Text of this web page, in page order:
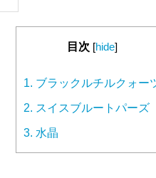
目次 [hide]
1. ブラックルチルクォー
2. スイスブルートパーズ
3. 水晶